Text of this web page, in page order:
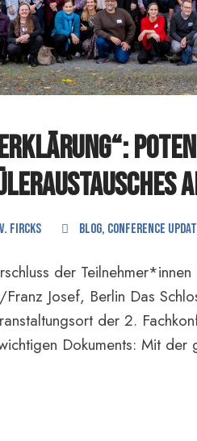
Fircks Blog, Conference
der
Josef, Berlin Das
der 2.
Dokuments: Mit der